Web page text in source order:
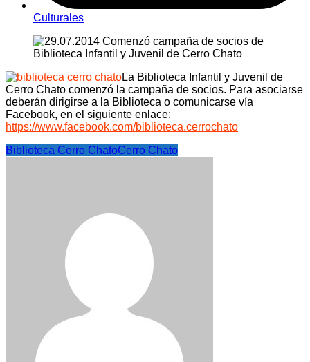
Culturales
La Biblioteca Infantil y Juvenil de
Cerro Chato comenzó la campaña de socios. Para asociarse
deberán dirigirse a la Biblioteca o comunicarse vía
Facebook, en el siguiente enlace:
https://www.facebook.com/biblioteca.cerrochato
Biblioteca Cerro ChatoCerro Chato